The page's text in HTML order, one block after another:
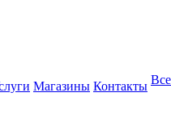
Магазины Контакты Все